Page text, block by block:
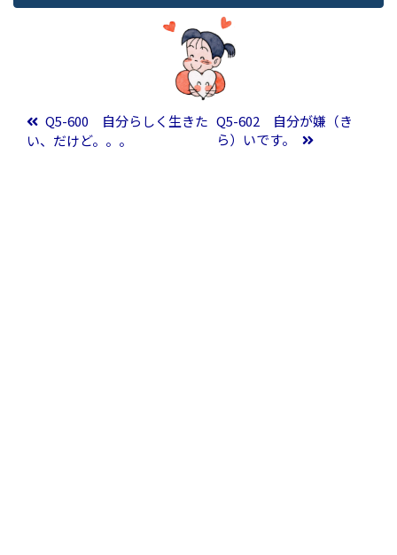
投稿ナビゲーション
Q5-600 自分らしく生きた
い、だけど。。。
Q5-602 自分が嫌（き
ら）いです。